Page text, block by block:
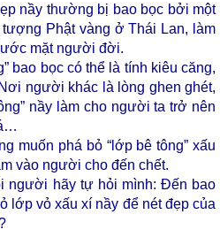
nầy thường bị bao bọc bởi một
Phật vàng ở Thái Lan, làm
mặt người đời.
bao bọc có thể là tính kiêu căng,
người khác là lòng ghen ghét,
nầy làm cho người ta trở nên
muốn phá bỏ “lớp bê tông” xấu
vào người cho đến chết.
người hãy tự hỏi mình: Đến bao
lớp vỏ xấu xí nầy để nét đẹp của